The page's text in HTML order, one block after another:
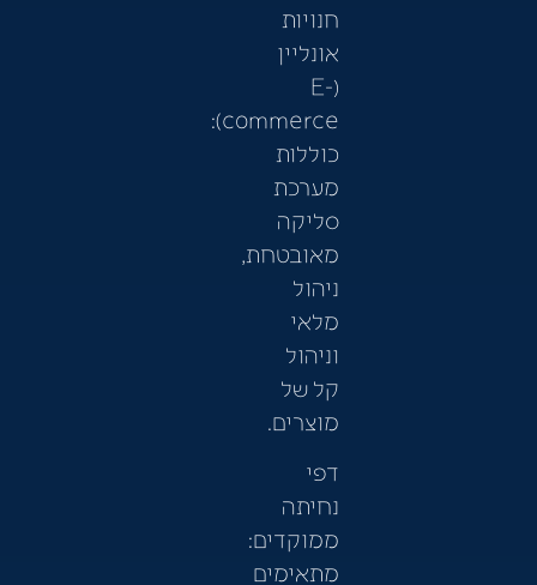
חנויות
אונליין
(E-
commerce):
כוללות
מערכת
סליקה
מאובטחת,
ניהול
מלאי
וניהול
קל של
מוצרים.
דפי
נחיתה
ממוקדים:
מתאימים